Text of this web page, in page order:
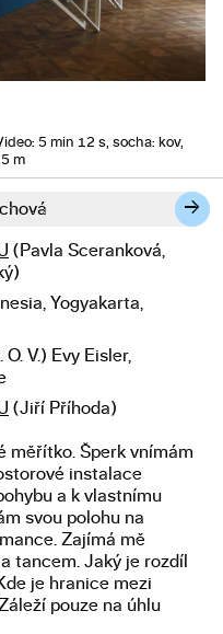
→
5 min 12 s, socha: kov,
m
(Pavla Sceranková,
Yogyakarta,
V.) Evy Eisler,
(Jiří Příhoda)
měřítko. Šperk vnímám
instalace
a k vlastnímu
svou polohu na
Zajímá mě
tancem. Jaký je rozdíl
je hranice mezi
pouze na úhlu